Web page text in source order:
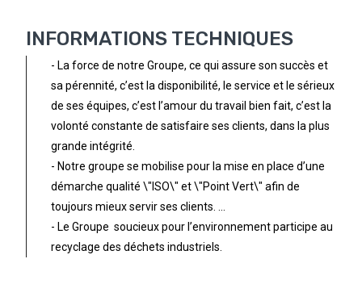
INFORMATIONS TECHNIQUES
- La force de notre Groupe, ce qui assure son succès et
sa pérennité, c’est la disponibilité, le service et le sérieux
de ses équipes, c’est l’amour du travail bien fait, c’est la
volonté constante de satisfaire ses clients, dans la plus
grande intégrité.
- Notre groupe se mobilise pour la mise en place d’une
démarche qualité \"ISO\" et \"Point Vert\" afin de
toujours mieux servir ses clients. ...
- Le Groupe soucieux pour l’environnement participe au
recyclage des déchets industriels.